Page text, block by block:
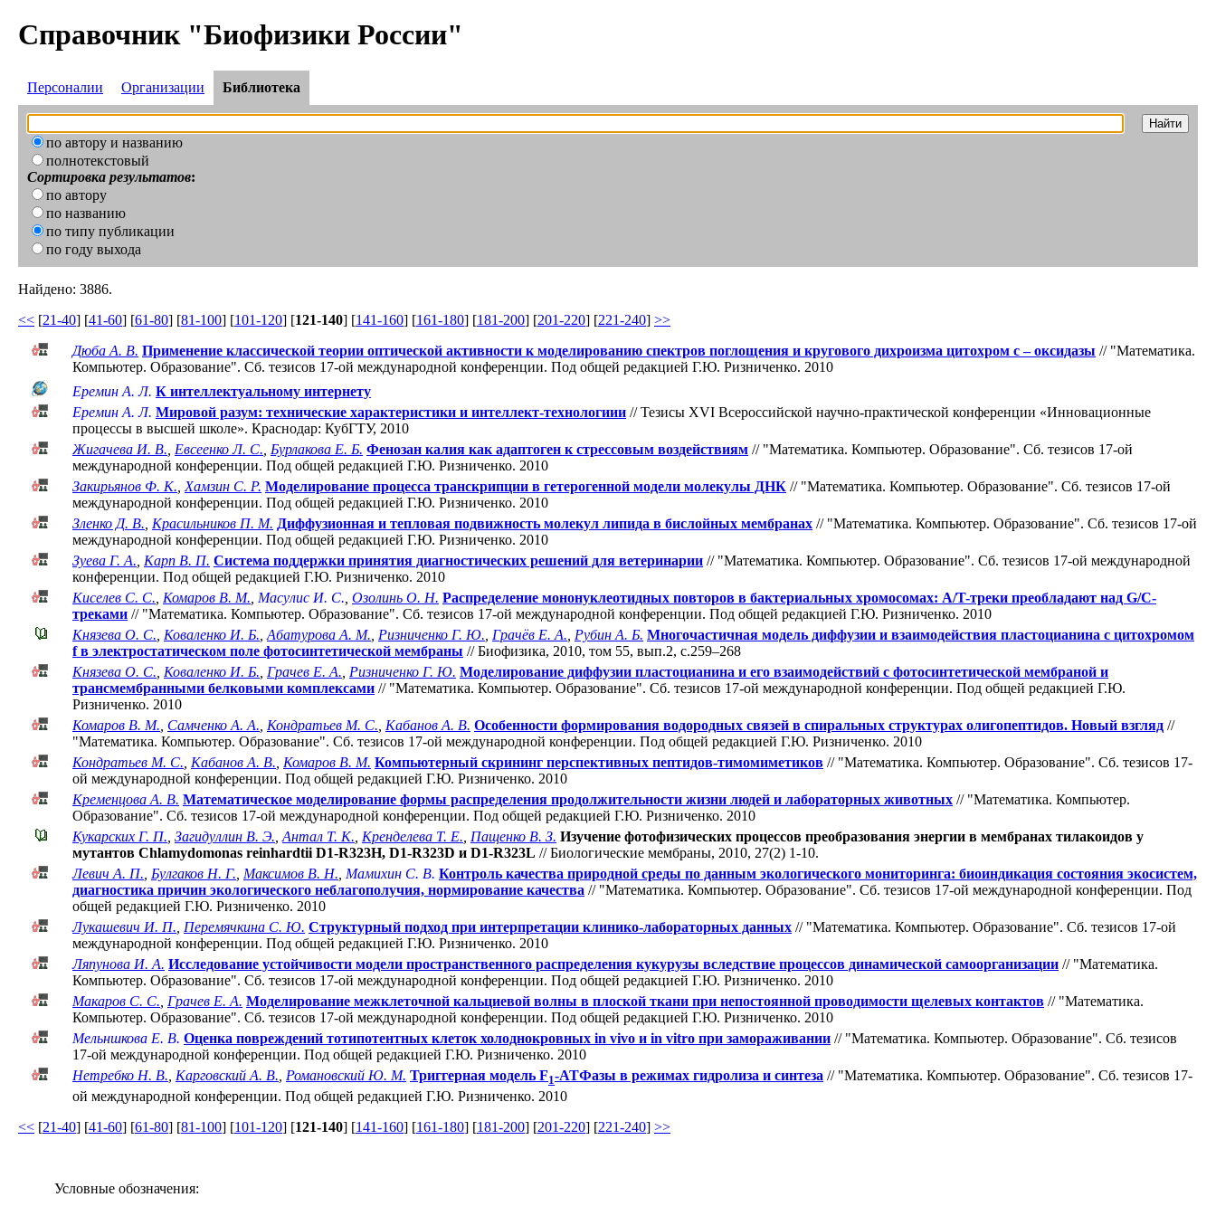
Справочник "Биофизики России"
Персоналии Организации Библиотека
по автору и названию
полнотекстовый
Сортировка результатов:
по автору
по названию
по типу публикации
по году выхода
Найдено: 3886.
<< [21-40] [41-60] [61-80] [81-100] [101-120] [121-140] [141-160] [161-180] [181-200] [201-220] [221-240] >>
Дюба А. В. Применение классической теории оптической активности к моделированию спектров поглощения и кругового дихроизма цитохром с – оксидазы // "Математика.
Компьютер. Образование". Cб. тезисов 17-ой международной конференции. Под общей редакцией Г.Ю. Ризниченко. 2010
Еремин А. Л. К интеллектуальному интернету
Еремин А. Л. Мировой разум: технические характеристики и интеллект-технологиии // Тезисы XVI Всероссийской научно-практической конференции «Инновационные
процессы в высшей школе». Краснодар: КубГТУ, 2010
Жигачева И. В., Евсеенко Л. С., Бурлакова Е. Б. Фенозан калия как адаптоген к стрессовым воздействиям // "Математика. Компьютер. Образование". Cб. тезисов 17-ой
международной конференции. Под общей редакцией Г.Ю. Ризниченко. 2010
Закирьянов Ф. К.,Хамзин С. Р. Моделирование процесса транскрипции в гетерогенной модели молекулы ДНК // "Математика. Компьютер. Образование". Cб. тезисов 17-ой
международной конференции. Под общей редакцией Г.Ю. Ризниченко. 2010
Зленко Д. В., Красильников П. М. Диффузионная и тепловая подвижность молекул липида в бислойных мембранах // "Математика. Компьютер. Образование". Cб. тезисов 17-ой
международной конференции. Под общей редакцией Г.Ю. Ризниченко. 2010
Зуева Г. А., Карп В. П. Система поддержки принятия диагностических решений для ветеринарии // "Математика. Компьютер. Образование". Cб. тезисов 17-ой международной
конференции. Под общей редакцией Г.Ю. Ризниченко. 2010
Киселев С. С., Комаров В. М., Масулис И. С., Озолинь О. Н. Распределение мононуклеотидных повторов в бактериальных хромосомах: A/T-треки преобладают над G/C-
треками // "Математика. Компьютер. Образование". Cб. тезисов 17-ой международной конференции. Под общей редакцией Г.Ю. Ризниченко. 2010
Князева О. С., Коваленко И. Б.,Абатурова А. М., Ризниченко Г. Ю., Грачёв Е. А., Рубин А. Б. Многочаcтичная модель диффузии и взаимодейcтвия плаcтоцианина c цитоxpомом
f в электpоcтатичеcком поле фотоcинтетичеcкой мембpаны // Биофизика, 2010, том 55, вып.2, c.259–268
Князева О. С., Коваленко И. Б., Грачев Е. А., Ризниченко Г. Ю. Моделирование диффузии пластоцианина и его взаимодействий с фотосинтетической мембраной и
трансмембранными белковыми комплексами // "Математика. Компьютер. Образование". Cб. тезисов 17-ой международной конференции. Под общей редакцией Г.Ю.
Ризниченко. 2010
Комаров В. М., Самченко А. А., Кондратьев М. С., Кабанов А. В. Особенности формирования водородных связей в спиральных структурах олигопептидов. Новый взгляд //
"Математика. Компьютер. Образование". Cб. тезисов 17-ой международной конференции. Под общей редакцией Г.Ю. Ризниченко. 2010
Кондратьев М. С., Кабанов А. В., Комаров В. М. Компьютерный скрининг перспективных пептидов-тимомиметиков // "Математика. Компьютер. Образование". Cб. тезисов 17-
ой международной конференции. Под общей редакцией Г.Ю. Ризниченко. 2010
Кременцова А. В. Математическое моделирование формы распределения продолжительности жизни людей и лабораторных животных // "Математика. Компьютер.
Образование". Cб. тезисов 17-ой международной конференции. Под общей редакцией Г.Ю. Ризниченко. 2010
Кукарских Г. П., Загидуллин В. Э.,Антал Т. К., Кренделева Т. Е., Пащенко В. З. Изучение фотофизических процессов преобразования энергии в мембранах тилакоидов у
мутантов Chlamydomonas reinhardtii D1-R323Н, D1-R323D и D1-R323L // Биологические мембраны, 2010, 27(2) 1-10.
Левич А. П., Булгаков Н. Г., Максимов В. Н., Мамихин С. В. Контроль качества природной среды по данным экологического мониторинга: биоиндикация состояния экосистем,
диагностика причин экологического неблагополучия, нормирование качества // "Математика. Компьютер. Образование". Cб. тезисов 17-ой международной конференции. Под
общей редакцией Г.Ю. Ризниченко. 2010
Лукашевич И. П., Перемячкина С. Ю. Структурный подход при интерпретации клинико-лабораторных данных // "Математика. Компьютер. Образование". Cб. тезисов 17-ой
международной конференции. Под общей редакцией Г.Ю. Ризниченко. 2010
Ляпунова И. А. Исследование устойчивости модели пространственного распределения кукурузы вследствие процессов динамической самоорганизации // "Математика.
Компьютер. Образование". Cб. тезисов 17-ой международной конференции. Под общей редакцией Г.Ю. Ризниченко. 2010
Макаров С. С., Грачев Е. А. Моделирование межклеточной кальциевой волны в плоской ткани при непостоянной проводимости щелевых контактов // "Математика.
Компьютер. Образование". Cб. тезисов 17-ой международной конференции. Под общей редакцией Г.Ю. Ризниченко. 2010
Мельншкова Е. В. Оценка повреждений тотипотентных клеток холоднокровных in vivo и in vitro при замораживании // "Математика. Компьютер. Образование". Cб. тезисов
17-ой международной конференции. Под общей редакцией Г.Ю. Ризниченко. 2010
Нетребко Н. В., Карговский А. В., Романовский Ю. М. Триггерная модель F1-АТФазы в режимах гидролиза и синтеза // "Математика. Компьютер. Образование". Cб. тезисов 17-
ой международной конференции. Под общей редакцией Г.Ю. Ризниченко. 2010
<< [21-40] [41-60] [61-80] [81-100] [101-120] [121-140] [141-160] [161-180] [181-200] [201-220] [221-240] >>
Условные обозначения: